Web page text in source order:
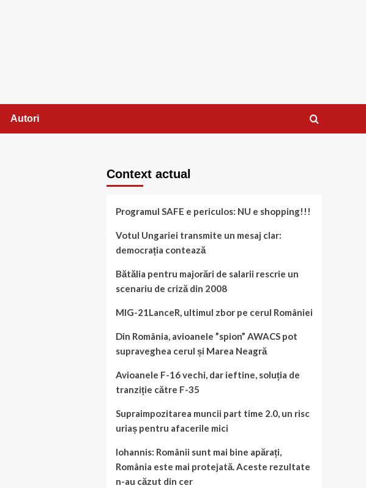
Autori
Context actual
Programul SAFE e periculos: NU e shopping!!!
Votul Ungariei transmite un mesaj clar:
democrația contează
Bătălia pentru majorări de salarii rescrie un
scenariu de criză din 2008
MIG-21LanceR, ultimul zbor pe cerul României
Din România, avioanele ”spion” AWACS pot
supraveghea cerul și Marea Neagră
Avioanele F-16 vechi, dar ieftine, soluția de
tranziție către F-35
Supraimpozitarea muncii part time 2.0, un risc
uriaș pentru afacerile mici
Iohannis: Românii sunt mai bine apărați,
România este mai protejată. Aceste rezultate
n-au căzut din cer